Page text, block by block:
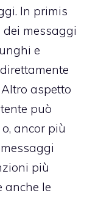
In primis
messaggi
e
aspetto
può
ancor più
più
anche le